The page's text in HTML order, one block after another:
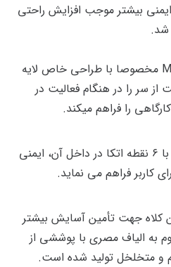
بیشتر موجب افزایش راحتی
شد.
کلاه ایمنی صنعتی MK6 مخصوصا با طراحی خاص لایه
از سر را در هنگام فعالیت در
را فراهم میکند.
بند و یراق داخلی کلاه با ۶ نقطه اتکا در داخل آن، ایمنی
کاربر فراهم می نماید.
کلاه جهت تأمین آسایش بیشتر
به الیاف مصری با پوششی از
و متخلخل تولید شده است.